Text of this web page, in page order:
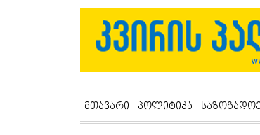
მთავარი პოლიტიკა